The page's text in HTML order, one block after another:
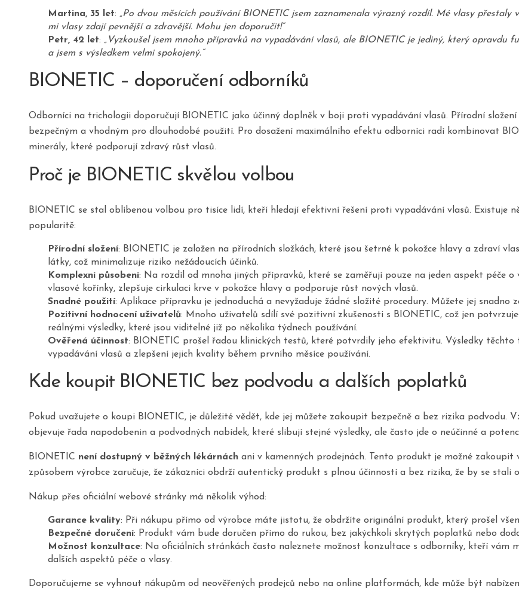
Martina, 35 let: „Po dvou měsících používání BIONETIC jsem zaznamenala výrazný rozdíl. Mé vlasy
mi vlasy zdají pevnější a zdravější. Mohu jen doporučit!“
Petr, 42 let: „Vyzkoušel jsem mnoho přípravků na vypadávání vlasů, ale BIONETIC je jediný, který opravdu
a jsem s výsledkem velmi spokojený.“
BIONETIC – doporučení odborníků
Odborníci na trichologii doporučují BIONETIC jako účinný doplněk v boji proti vypadávání vlasů. Přírodní
bezpečným a vhodným pro dlouhodobé použití. Pro dosažení maximálního efektu odborníci radí kombinovat
minerály, které podporují zdravý růst vlasů.
Proč je BIONETIC skvělou volbou
BIONETIC se stal oblíbenou volbou pro tisíce lidí, kteří hledají efektivní řešení proti vypadávání vlasů. Existuje
popularitě:
Přírodní složení: BIONETIC je založen na přírodních složkách, které jsou šetrné k pokožce hlavy a zdraví
látky, což minimalizuje riziko nežádoucích účinků.
Komplexní působení: Na rozdíl od mnoha jiných přípravků, které se zaměřují pouze na jeden aspekt péče
vlasové kořínky, zlepšuje cirkulaci krve v pokožce hlavy a podporuje růst nových vlasů.
Snadné použití: Aplikace přípravku je jednoduchá a nevyžaduje žádné složité procedury. Můžete jej snadno
Pozitivní hodnocení uživatelů: Mnoho uživatelů sdílí své pozitivní zkušenosti s BIONETIC, což jen
reálnými výsledky, které jsou viditelné již po několika týdnech používání.
Ověřená účinnost: BIONETIC prošel řadou klinických testů, které potvrdily jeho efektivitu. Výsledky těchto
vypadávání vlasů a zlepšení jejich kvality během prvního měsíce používání.
Kde koupit BIONETIC bez podvodu a dalších poplatků
Pokud uvažujete o koupi BIONETIC, je důležité vědět, kde jej můžete zakoupit bezpečně a bez rizika
objevuje řada napodobenin a podvodných nabídek, které slibují stejné výsledky, ale často jde o neúčinné a
BIONETIC není dostupný v běžných lékárnách ani v kamenných prodejnách. Tento produkt je možné
způsobem výrobce zaručuje, že zákazníci obdrží autentický produkt s plnou účinností a bez rizika, že by se stali
Nákup přes oficiální webové stránky má několik výhod:
Garance kvality: Při nákupu přímo od výrobce máte jistotu, že obdržíte originální produkt, který prošel
Bezpečné doručení: Produkt vám bude doručen přímo do rukou, bez jakýchkoli skrytých poplatků nebo
Možnost konzultace: Na oficiálních stránkách často naleznete možnost konzultace s odborníky, kteří vám
dalších aspektů péče o vlasy.
Doporučujeme se vyhnout nákupům od neověřených prodejců nebo na online platformách, kde může být